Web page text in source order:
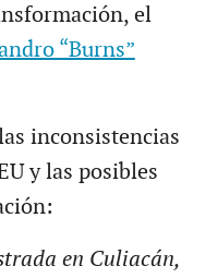
el
“Burns”
inconsistencias
y las posibles
en Culiacán,